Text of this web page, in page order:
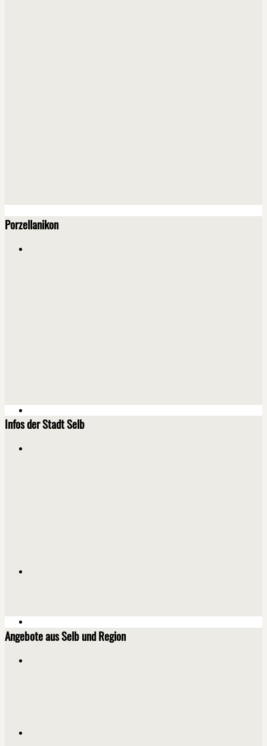
Porzellanikon
Infos der Stadt Selb
Angebote aus Selb und Region